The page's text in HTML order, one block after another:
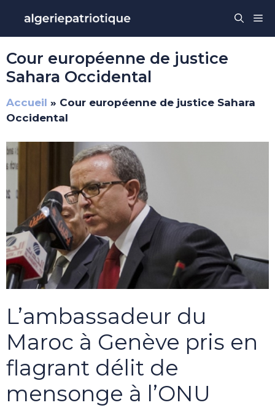
contenu
Cour européenne de justice
Sahara Occidental
Accueil » Cour européenne de justice Sahara
Occidental
L’ambassadeur du
Maroc à Genève pris en
flagrant délit de
mensonge à l’ONU